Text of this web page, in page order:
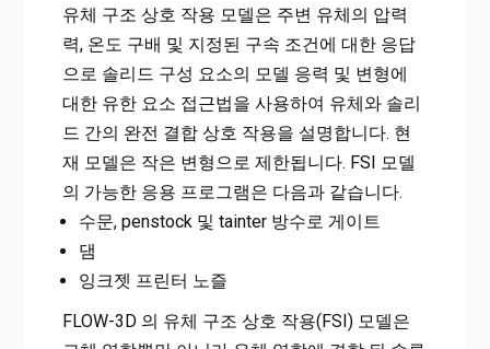
유체 구조 상호 작용 모델은 주변 유체의 압력
력, 온도 구배 및 지정된 구속 조건에 대한 응답
으로 솔리드 구성 요소의 모델 응력 및 변형에
대한 유한 요소 접근법을 사용하여 유체와 솔리
드 간의 완전 결합 상호 작용을 설명합니다. 현
재 모델은 작은 변형으로 제한됩니다. FSI 모델
의 가능한 응용 프로그램은 다음과 같습니다.
수문, penstock 및 tainter 방수로 게이트
댐
잉크젯 프린터 노즐
FLOW-3D 의 유체 구조 상호 작용(FSI) 모델은